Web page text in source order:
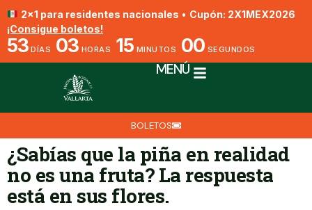
2x1 para residentes nacionales • Cupón: 2X1MEX2026
¡Consigue boletos!
53 DÍAS 03 HORAS 15 MINUTOS 00 SEGUNDOS
MENÚ
BOLETOS
¿Sabías que la piña en realidad
no es una fruta? La respuesta
está en sus flores.